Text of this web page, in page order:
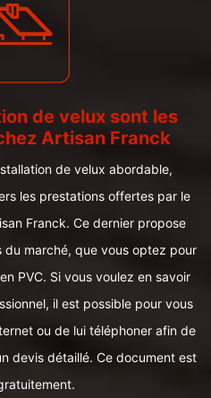
de velux sont les
Artisan Franck
de velux abordable,
les prestations offertes par le
Franck. Ce dernier propose
marché, que vous optez pour
PVC. Si vous voulez en savoir
il est possible pour vous
ou de lui téléphoner afin de
devis détaillé. Ce document est